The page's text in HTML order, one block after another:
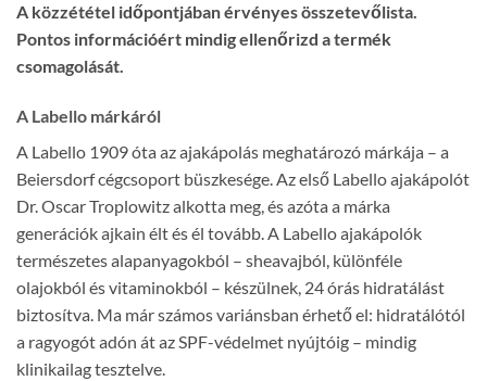
A közzététel időpontjában érvényes összetevőlista.
Pontos információért mindig ellenőrizd a termék
csomagolását.
A Labello márkáról
A Labello 1909 óta az ajakápolás meghatározó márkája – a
Beiersdorf cégcsoport büszkesége. Az első Labello ajakápolót
Dr. Oscar Troplowitz alkotta meg, és azóta a márka
generációk ajkain élt és él tovább. A Labello ajakápolók
természetes alapanyagokból – sheavajból, különféle
olajokból és vitaminokból – készülnek, 24 órás hidratálást
biztosítva. Ma már számos variánsban érhető el: hidratálótól
a ragyogót adón át az SPF-védelmet nyújtóig – mindig
klinikailag tesztelve.